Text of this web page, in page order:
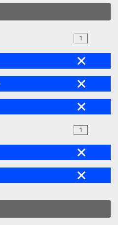
1
1